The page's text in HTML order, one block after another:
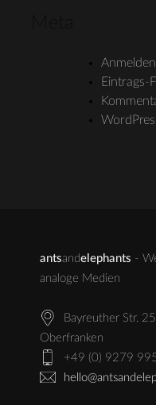
Anmelden
Eintrags-
antsandelephants -
analoge Medien
Bayreuther Str.
Oberfranken
+49 (0) 9279